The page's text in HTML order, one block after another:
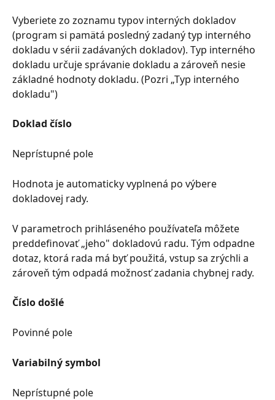
Vyberiete zo zoznamu typov interných dokladov
(program si pamätá posledný zadaný typ interného
dokladu v sérii zadávaných dokladov). Typ interného
dokladu určuje správanie dokladu a zároveň nesie
základné hodnoty dokladu. (Pozri „Typ interného
dokladu")
Doklad číslo
Neprístupné pole
Hodnota je automaticky vyplnená po výbere
dokladovej rady.
V parametroch prihláseného používateľa môžete
preddefinovať „jeho" dokladovú radu. Tým odpadne
dotaz, ktorá rada má byť použitá, vstup sa zrýchli a
zároveň tým odpadá možnosť zadania chybnej rady.
Číslo došlé
Povinné pole
Variabilný symbol
Neprístupné pole